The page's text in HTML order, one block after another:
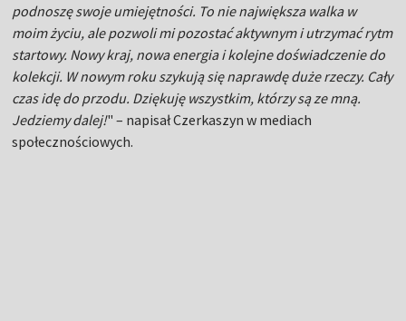
podnoszę swoje umiejętności. To nie największa walka w
moim życiu, ale pozwoli mi pozostać aktywnym i utrzymać rytm
startowy. Nowy kraj, nowa energia i kolejne doświadczenie do
kolekcji. W nowym roku szykują się naprawdę duże rzeczy. Cały
czas idę do przodu. Dziękuję wszystkim, którzy są ze mną.
Jedziemy dalej!" – napisał Czerkaszyn w mediach
społecznościowych.